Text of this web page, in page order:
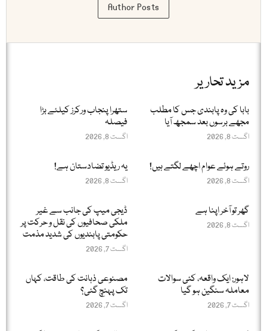
Author Posts
مزید تحاریر
بابا کی وہ پابندی جس کا مطلب
مجھے برسوں بعد سمجھ آیا
اگست 8, 2026
ستھرا پنجاب ورکرز کیلئے بڑا
فیصلہ
اگست 8, 2026
روتے ہوئے عوام اچھے لگتے ہیں!
اگست 8, 2026
یہ ریڈیو تضادستان ہے!
اگست 8, 2026
گھر تو آخر اپنا ہے
اگست 8, 2026
ڈیجی میپ کی جانب سے غیر
ملکی صحافیوں کی نقل و حرکت پر
حکومتی پابندیوں کی شدید مذمت
اگست 7, 2026
لاہور: ایک واقعہ، کئی سوالات
معاملہ سنگین ہو گیا
اگست 7, 2026
مصنوعی ذہانت کی طاقت، کہاں
تک پہنچ گئی؟
اگست 7, 2026